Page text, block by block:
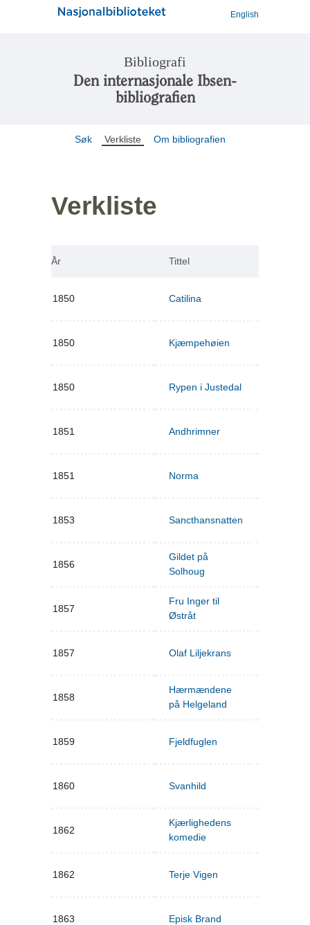
English
Bibliografi
Den internasjonale Ibsen-
bibliografien
Søk Verkliste Om bibliografien
Verkliste
År Tittel
1850 Catilina
1850 Kjæmpehøien
1850 Rypen i Justedal
1851 Andhrimner
1851 Norma
1853 Sancthansnatten
1856
Gildet på
Solhoug
1857
Fru Inger til
Østråt
1857 Olaf Liljekrans
1858
Hærmændene
på Helgeland
1859 Fjeldfuglen
1860 Svanhild
1862
Kjærlighedens
komedie
1862 Terje Vigen
1863 Episk Brand